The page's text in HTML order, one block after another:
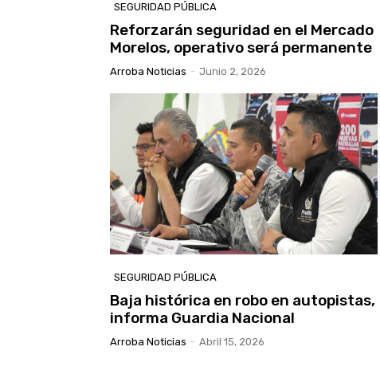
SEGURIDAD PÚBLICA
Reforzarán seguridad en el Mercado
Morelos, operativo será permanente
Arroba Noticias - Junio 2, 2026
SEGURIDAD PÚBLICA
Baja histórica en robo en autopistas,
informa Guardia Nacional
Arroba Noticias - Abril 15, 2026